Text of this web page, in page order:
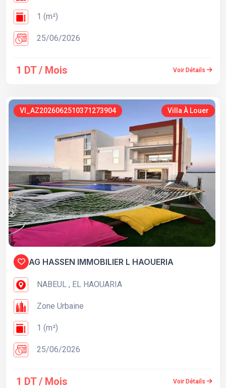
1 (m²)
25/06/2026
1 DT / Mois Voir Détails
VI_AZ2026062510371273904 Villa À Louer
AG HASSEN IMMOBILIER L HAOUERIA
NABEUL , EL HAOUARIA
Zone Urbaine
1 (m²)
25/06/2026
1 DT / Mois Voir Détails